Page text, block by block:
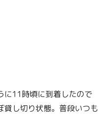
に11時頃に到着したので
貸し切り状態。普段いつも